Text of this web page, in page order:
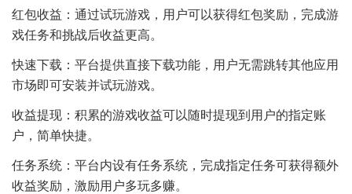
红包收益：通过试玩游戏，用户可以获得红包奖励，完成游
戏任务和挑战后收益更高。
快速下载：平台提供直接下载功能，用户无需跳转其他应用
市场即可安装并试玩游戏。
收益提现：积累的游戏收益可以随时提现到用户的指定账
户，简单快捷。
任务系统：平台内设有任务系统，完成指定任务可获得额外
收益奖励，激励用户多玩多赚。